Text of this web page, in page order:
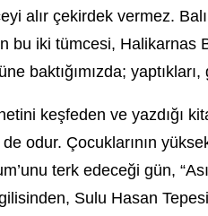
alır çekirdek vermez.
bu iki tümcesi, Halikarnas
baktığımızda;
keşfeden ve yazdığı
odur. Çocuklarının
terk edeceği gün,
Sulu Hasan